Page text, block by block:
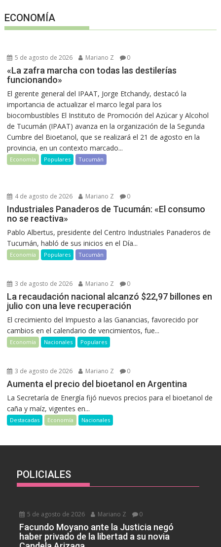
ECONOMÍA
5 de agosto de 2026 Mariano Z 0
«La zafra marcha con todas las destilerías
funcionando»
El gerente general del IPAAT, Jorge Etchandy, destacó la
importancia de actualizar el marco legal para los
biocombustibles El Instituto de Promoción del Azúcar y Alcohol
de Tucumán (IPAAT) avanza en la organización de la Segunda
Cumbre del Bioetanol, que se realizará el 21 de agosto en la
provincia, en un contexto marcado...
Economía Populares Tucumán
4 de agosto de 2026 Mariano Z 0
Industriales Panaderos de Tucumán: «El consumo
no se reactiva»
Pablo Albertus, presidente del Centro Industriales Panaderos de
Tucumán, habló de sus inicios en el Día...
Economía Populares Tucumán
3 de agosto de 2026 Mariano Z 0
La recaudación nacional alcanzó $22,97 billones en
julio con una leve recuperación
El crecimiento del Impuesto a las Ganancias, favorecido por
cambios en el calendario de vencimientos, fue...
Economía Nacionales Populares
3 de agosto de 2026 Mariano Z 0
Aumenta el precio del bioetanol en Argentina
La Secretaría de Energía fijó nuevos precios para el bioetanol de
caña y maíz, vigentes en...
Destacadas Economía Nacionales
POLICIALES
5 de agosto de 2026 Mariano Z 0
Facundo Moyano ante la Justicia negó
haber privado de la libertad a su novia